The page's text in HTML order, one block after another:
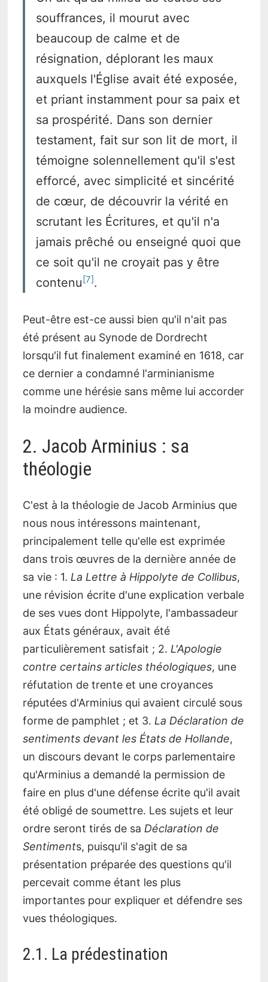
souffrances, il mourut avec
beaucoup de calme et de
résignation, déplorant les maux
auxquels l'Église avait été exposée,
et priant instamment pour sa paix et
sa prospérité. Dans son dernier
testament, fait sur son lit de mort, il
témoigne solennellement qu'il s'est
efforcé, avec simplicité et sincérité
de cœur, de découvrir la vérité en
scrutant les Écritures, et qu'il n'a
jamais prêché ou enseigné quoi que
ce soit qu'il ne croyait pas y être
contenu 7 .
Peut-être est-ce aussi bien qu'il n'ait pas
été présent au Synode de Dordrecht
lorsqu'il fut finalement examiné en 1618, car
ce dernier a condamné l'arminianisme
comme une hérésie sans même lui accorder
la moindre audience.
2. Jacob Arminius : sa
théologie
C'est à la théologie de Jacob Arminius que
nous nous intéressons maintenant,
principalement telle qu'elle est exprimée
dans trois œuvres de la dernière année de
sa vie : 1. La Lettre à Hippolyte de Collibus,
une révision écrite d'une explication verbale
de ses vues dont Hippolyte, l'ambassadeur
aux États généraux, avait été
particulièrement satisfait ; 2. L'Apologie
contre certains articles théologiques, une
réfutation de trente et une croyances
réputées d'Arminius qui avaient circulé sous
forme de pamphlet ; et 3. La Déclaration de
sentiments devant les États de Hollande,
un discours devant le corps parlementaire
qu'Arminius a demandé la permission de
faire en plus d'une défense écrite qu'il avait
été obligé de soumettre. Les sujets et leur
ordre seront tirés de sa Déclaration de
Sentiments, puisqu'il s'agit de sa
présentation préparée des questions qu'il
percevait comme étant les plus
importantes pour expliquer et défendre ses
vues théologiques.
2.1. La prédestination